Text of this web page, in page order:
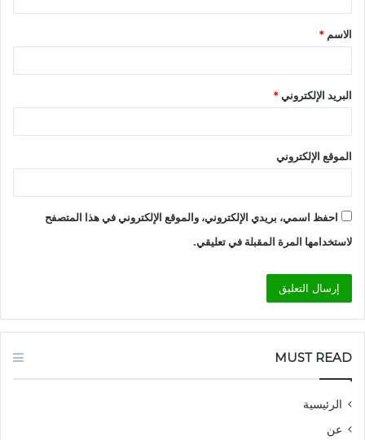
ق
*
الاسم *
البريد الإلكتروني*
الموقع الإلكتروني
احفظ اسمي، بريدي الإلكتروني، والموقع الإلكتروني في هذا المتصفح
لاستخدامها المرة المقبلة في تعليقي.
MUST READ
الرئيسية
عن